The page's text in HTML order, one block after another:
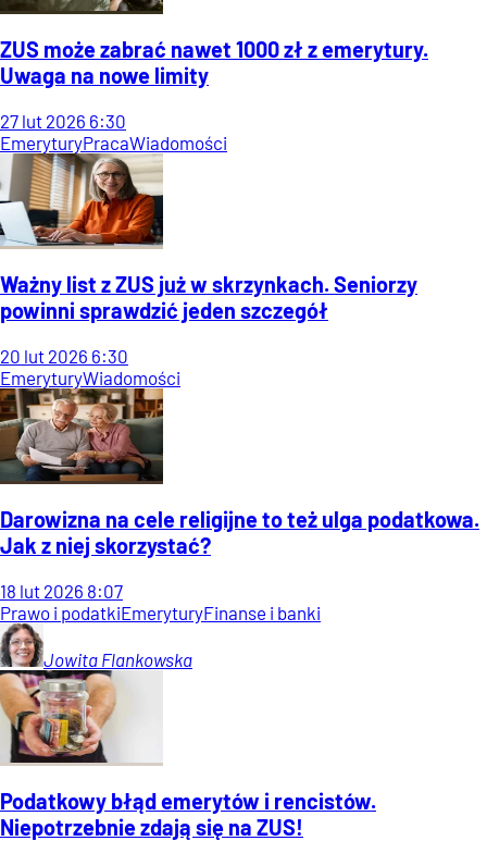
ZUS może zabrać nawet 1000 zł z emerytury.
Uwaga na nowe limity
27 lut 2026 6:30
EmeryturyPracaWiadomości
Ważny list z ZUS już w skrzynkach. Seniorzy
powinni sprawdzić jeden szczegół
20 lut 2026 6:30
EmeryturyWiadomości
Darowizna na cele religijne to też ulga podatkowa.
Jak z niej skorzystać?
18 lut 2026 8:07
Prawo i podatkiEmeryturyFinanse i banki
Jowita Flankowska
Podatkowy błąd emerytów i rencistów.
Niepotrzebnie zdają się na ZUS!